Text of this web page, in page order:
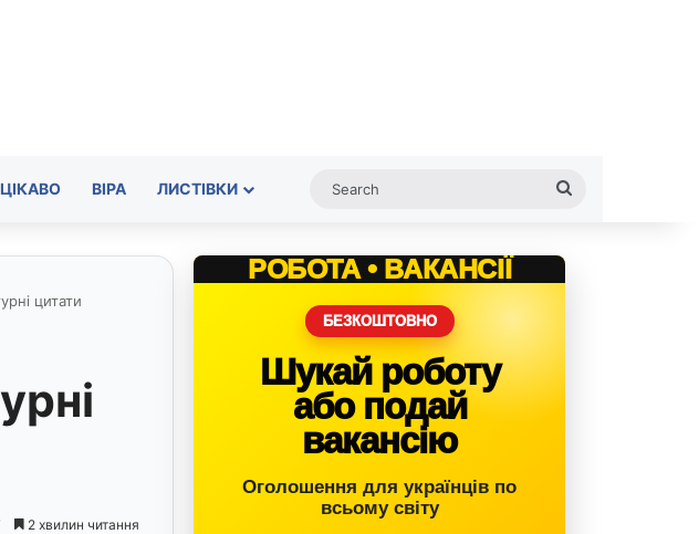
ЦІКАВО ВІРА ЛИСТІВКИ
цитати
2 хвилин читання
РОБОТА • ВАКАНСІЇ
БЕЗКОШТОВНО
Шукай роботу
або подай
вакансію
Оголошення для українців по
всьому світу